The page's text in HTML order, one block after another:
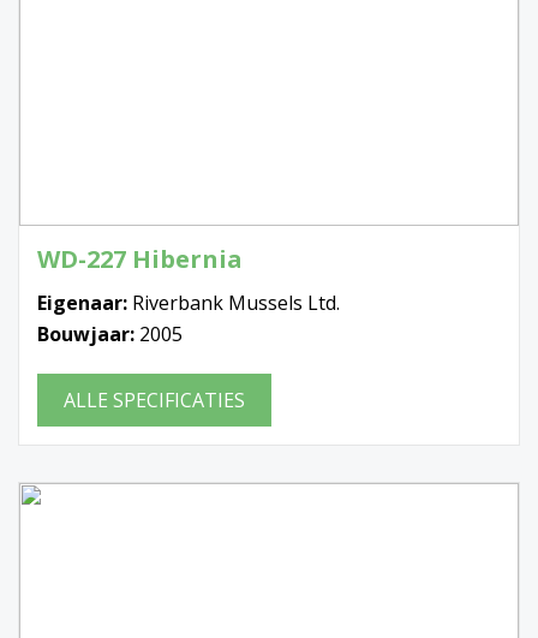
WD-227 Hibernia
Eigenaar: Riverbank Mussels Ltd.
Bouwjaar: 2005
ALLE SPECIFICATIES